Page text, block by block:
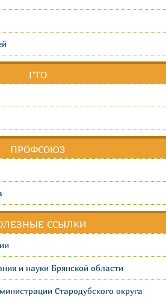
ГТО
ПРОФСОЮЗ
ССЫЛКИ
и науки Брянской области
Стародубского округа